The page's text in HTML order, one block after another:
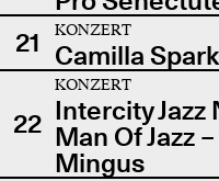
21
KONZERT
Camilla
22
KONZERT
Intercity Jazz
Man Of Jazz
Mingus